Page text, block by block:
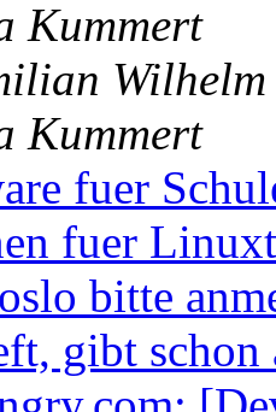
Kummert
Wilhelm
Kummert
fuer
fuer
bitte
gibt